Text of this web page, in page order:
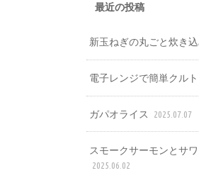
最近の投稿
新玉ねぎの丸ごと炊き
電子レンジで簡単クルト
ガパオライス 2025.07.07
スモークサーモンとサ
2025.06.02